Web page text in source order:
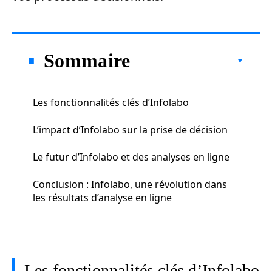
Sommaire
Les fonctionnalités clés d’Infolabo
L’impact d’Infolabo sur la prise de décision
Le futur d’Infolabo et des analyses en ligne
Conclusion : Infolabo, une révolution dans
les résultats d’analyse en ligne